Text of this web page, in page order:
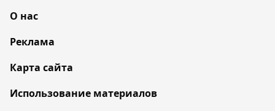
О нас
Реклама
Карта сайта
Использование материалов